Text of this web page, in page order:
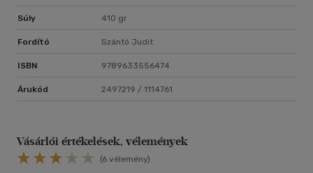
Súly 410 gr
Fordító Szántó Judit
ISBN 9789633556474
Árukód 2497219 / 1114761
Vásárlói értékelések, vélemények
(6 vélemény)